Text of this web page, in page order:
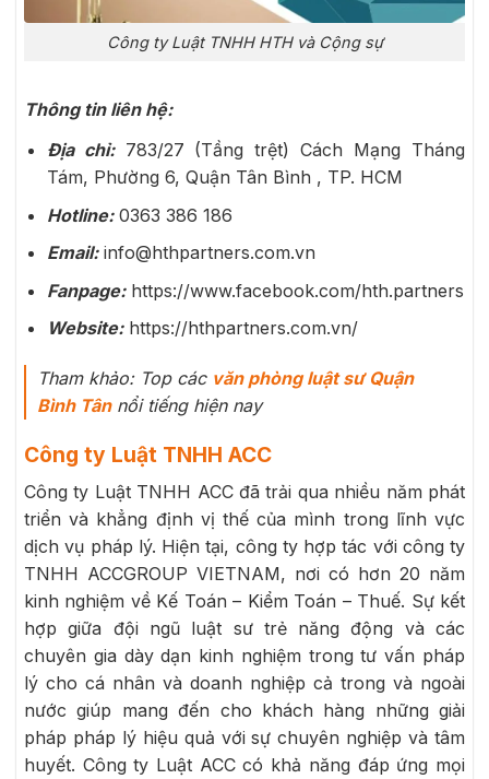
Công ty Luật TNHH HTH và Cộng sự
Thông tin liên hệ:
Địa chỉ: 783/27 (Tầng trệt) Cách Mạng Tháng
Tám, Phường 6, Quận Tân Bình , TP. HCM
Hotline: 0363 386 186
Email:info@hthpartners.com.vn
Fanpage: https://www.facebook.com/hth.partners
Website:https://hthpartners.com.vn/
Tham khảo: Top các văn phòng luật sư Quận
Bình Tânnổi tiếng hiện nay
Công ty Luật TNHH ACC
Công ty Luật TNHH ACC đã trải qua nhiều năm phát
triển và khẳng định vị thế của mình trong lĩnh vực
dịch vụ pháp lý. Hiện tại, công ty hợp tác với công ty
TNHH ACCGROUP VIETNAM, nơi có hơn 20 năm
kinh nghiệm về Kế Toán – Kiểm Toán – Thuế. Sự kết
hợp giữa đội ngũ luật sư trẻ năng động và các
chuyên gia dày dạn kinh nghiệm trong tư vấn pháp
lý cho cá nhân và doanh nghiệp cả trong và ngoài
nước giúp mang đến cho khách hàng những giải
pháp pháp lý hiệu quả với sự chuyên nghiệp và tâm
huyết. Công ty Luật ACC có khả năng đáp ứng mọi